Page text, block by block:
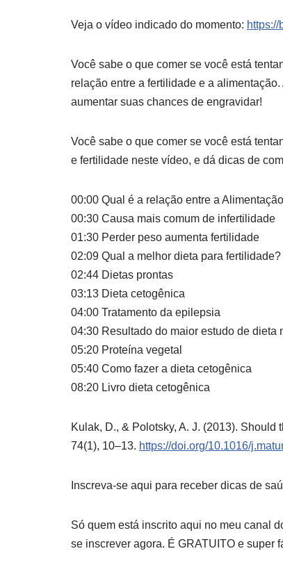
Veja o vídeo indicado do momento:
Você sabe o que comer se você está
relação entre a fertilidade e a
aumentar suas chances de engravidar!
Você sabe o que comer se você está
e fertilidade neste vídeo, e dá dicas de
00:00 Qual é a relação entre a
00:30 Causa mais comum de infertilidade
01:30 Perder peso aumenta fertilidade
02:09 Qual a melhor dieta para fertilidade?
02:44 Dietas prontas
03:13 Dieta cetogênica
04:00 Tratamento da epilepsia
04:30 Resultado do maior estudo de dieta
05:20 Proteína vegetal
05:40 Como fazer a dieta cetogênica
08:20 Livro dieta cetogênica
Kulak, D., & Polotsky, A. J. (2013).
74(1), 10–13. https://doi.org/10.1016/
Inscreva-se aqui para receber dicas de
Só quem está inscrito aqui no meu canal
se inscrever agora. É GRATUITO e super